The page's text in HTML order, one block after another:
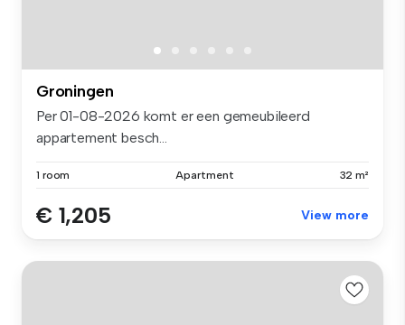
Groningen
Per 01-08-2026 komt er een gemeubileerd
appartement besch...
1 room Apartment 32 m²
€ 1,205 View more